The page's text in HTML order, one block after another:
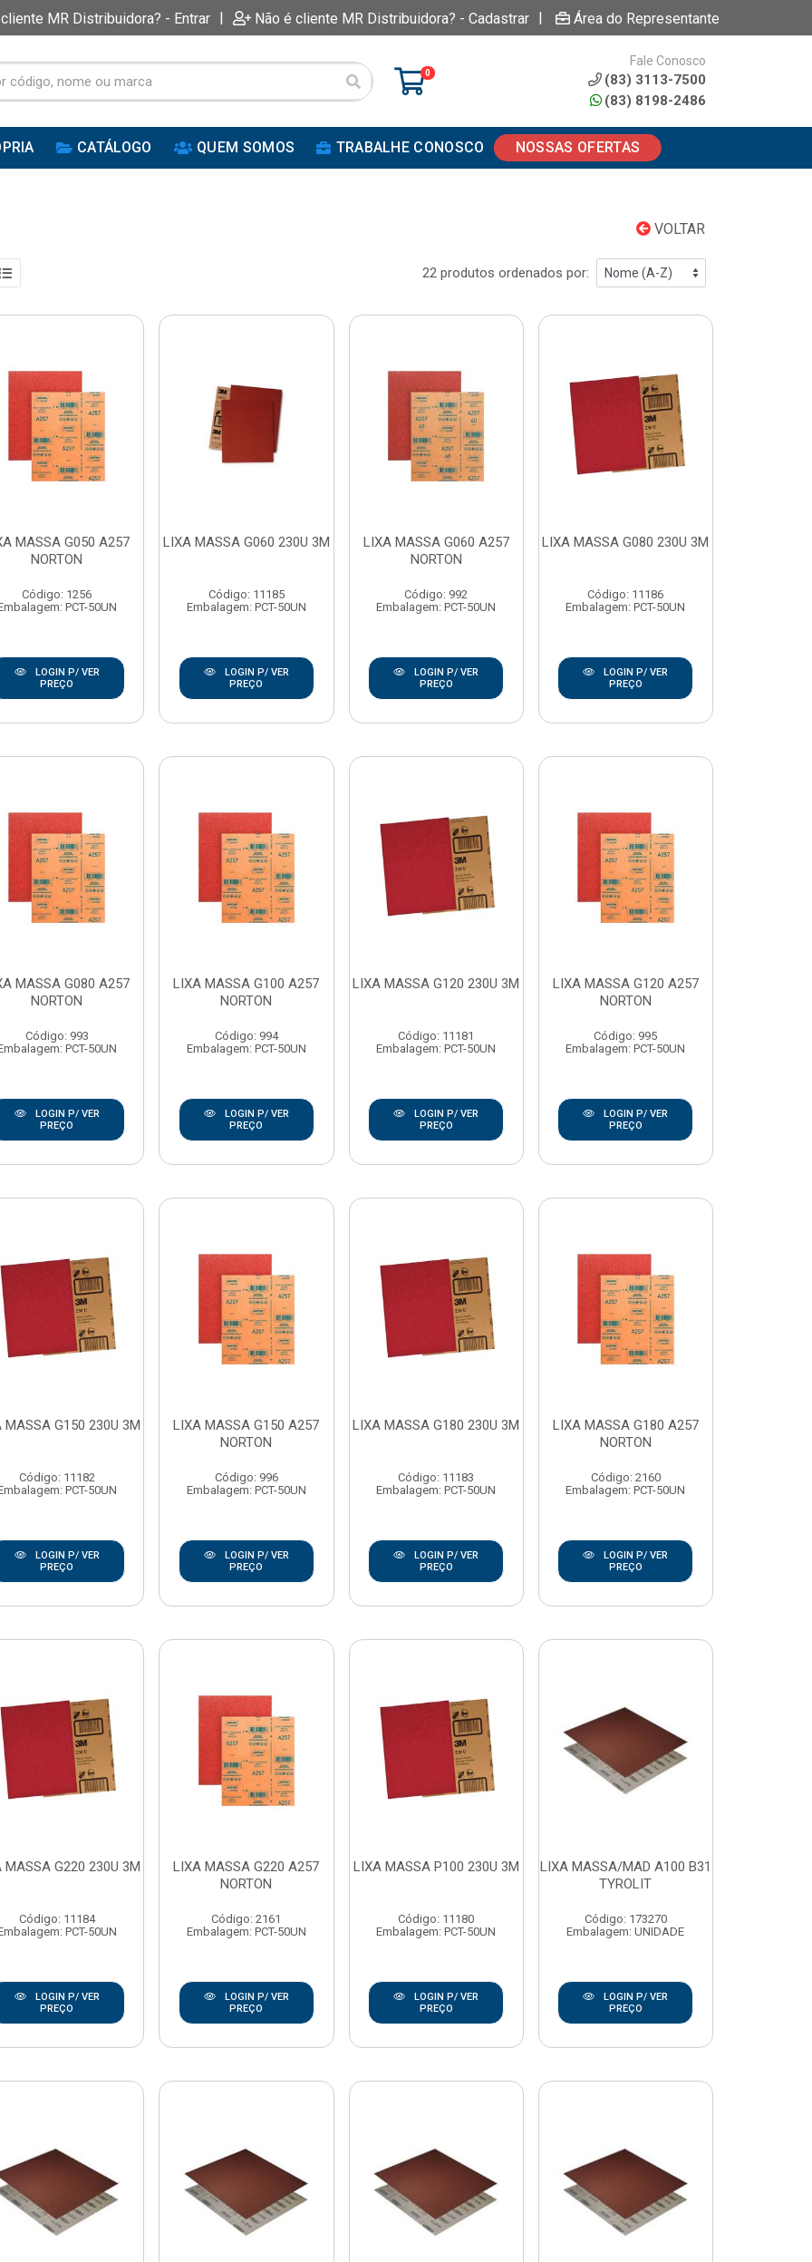
MR Distribuidora? - Entrar | Não é cliente MR Distribuidora? - Cadastrar | Área do Representante
0
Fale Conosco
(83) 3113-7500
(83) 8198-2486
CATÁLOGO QUEM SOMOS TRABALHE CONOSCO NOSSAS OFERTAS
VOLTAR
22 produtos ordenados por:
MASSA G050 A257
NORTON
Código: 1256
PCT-50UN
LOGIN P/ VER
PREÇO
LIXA MASSA G060 230U 3M
Código: 11185
Embalagem: PCT-50UN
LOGIN P/ VER
PREÇO
LIXA MASSA G060 A257
NORTON
Código: 992
Embalagem: PCT-50UN
LOGIN P/ VER
PREÇO
LIXA MASSA G080 230U 3M
Código: 11186
Embalagem: PCT-50UN
LOGIN P/ VER
PREÇO
MASSA G080 A257
NORTON
Código: 993
PCT-50UN
LOGIN P/ VER
PREÇO
LIXA MASSA G100 A257
NORTON
Código: 994
Embalagem: PCT-50UN
LOGIN P/ VER
PREÇO
LIXA MASSA G120 230U 3M
Código: 11181
Embalagem: PCT-50UN
LOGIN P/ VER
PREÇO
LIXA MASSA G120 A257
NORTON
Código: 995
Embalagem: PCT-50UN
LOGIN P/ VER
PREÇO
MASSA G150 230U 3M
Código: 11182
PCT-50UN
LOGIN P/ VER
PREÇO
LIXA MASSA G150 A257
NORTON
Código: 996
Embalagem: PCT-50UN
LOGIN P/ VER
PREÇO
LIXA MASSA G180 230U 3M
Código: 11183
Embalagem: PCT-50UN
LOGIN P/ VER
PREÇO
LIXA MASSA G180 A257
NORTON
Código: 2160
Embalagem: PCT-50UN
LOGIN P/ VER
PREÇO
MASSA G220 230U 3M
Código: 11184
PCT-50UN
LOGIN P/ VER
PREÇO
LIXA MASSA G220 A257
NORTON
Código: 2161
Embalagem: PCT-50UN
LOGIN P/ VER
PREÇO
LIXA MASSA P100 230U 3M
Código: 11180
Embalagem: PCT-50UN
LOGIN P/ VER
PREÇO
LIXA MASSA/MAD A100 B31
TYROLIT
Código: 173270
Embalagem: UNIDADE
LOGIN P/ VER
PREÇO